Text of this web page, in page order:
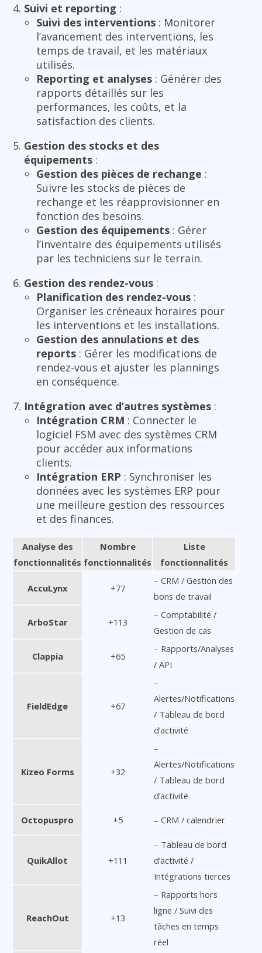
Suivi et reporting :
Suivi des interventions : Monitorer
l’avancement des interventions, les
temps de travail, et les matériaux
utilisés.
Reporting et analyses : Générer des
rapports détaillés sur les
performances, les coûts, et la
satisfaction des clients.
Gestion des stocks et des
équipements :
Gestion des pièces de rechange :
Suivre les stocks de pièces de
rechange et les réapprovisionner en
fonction des besoins.
Gestion des équipements : Gérer
l’inventaire des équipements utilisés
par les techniciens sur le terrain.
Gestion des rendez-vous :
Planification des rendez-vous :
Organiser les créneaux horaires pour
les interventions et les installations.
Gestion des annulations et des
reports : Gérer les modifications de
rendez-vous et ajuster les plannings
en conséquence.
Intégration avec d’autres systèmes :
Intégration CRM : Connecter le
logiciel FSM avec des systèmes CRM
pour accéder aux informations
clients.
Intégration ERP : Synchroniser les
données avec les systèmes ERP pour
une meilleure gestion des ressources
et des finances.
Analyse des
fonctionnalités
Nombre
fonctionnalités
Liste
fonctionnalités
AccuLynx +77
– CRM / Gestion des
bons de travail
ArboStar +113
– Comptabilité /
Gestion de cas
Clappia +65
– Rapports/Analyses
/ API
FieldEdge +67
–
Alertes/Notifications
/ Tableau de bord
d’activité
Kizeo Forms +32
–
Alertes/Notifications
/ Tableau de bord
d’activité
Octopuspro +5 – CRM / calendrier
QuikAllot +111
– Tableau de bord
d’activité /
Intégrations tierces
ReachOut +13
– Rapports hors
ligne / Suivi des
tâches en temps
réel